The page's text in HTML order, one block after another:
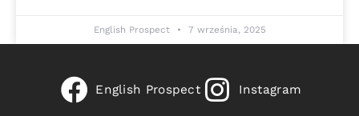
English Prospect 7 września, 2025
English Prospect Instagram